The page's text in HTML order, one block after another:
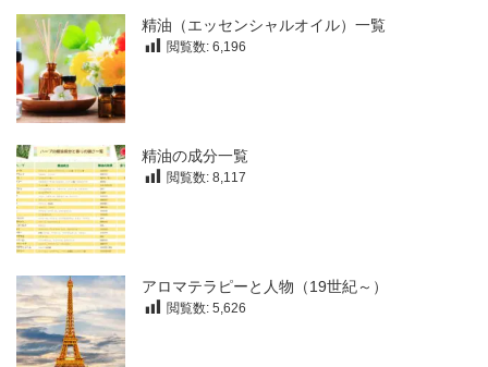
精油（エッセンシャルオイル）一覧
閲覧数: 6,196
精油の成分一覧
閲覧数: 8,117
アロマテラピーと人物（19世紀～）
閲覧数: 5,626